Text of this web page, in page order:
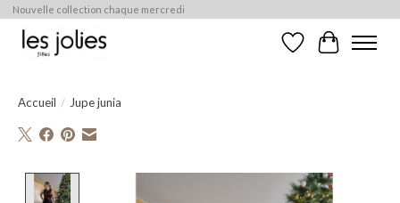
Nouvelle collection chaque mercredi
Liste de souhaits
Panier
Accueil / Jupe junia